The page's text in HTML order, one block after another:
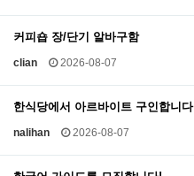
커피숍 장/단기 알바구함
clian 2026-08-07
한식당에서 아르바이트 구인합니다
nalihan 2026-08-07